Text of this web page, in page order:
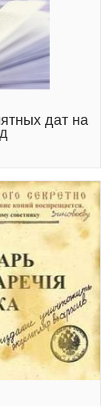
дат на